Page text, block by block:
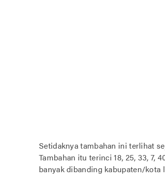
Setidaknya tambahan ini terlihat
Tambahan itu terinci 18, 25, 33, 7,
banyak dibanding kabupaten/kota